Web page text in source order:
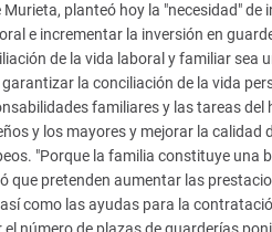
planteó hoy la "necesidad" de
e incrementar la inversión en
de la vida laboral y familiar sea
la conciliación de la vida
familiares y las tareas del
y los mayores y mejorar la calidad
"Porque la familia constituye una
que pretenden aumentar las
como las ayudas para la